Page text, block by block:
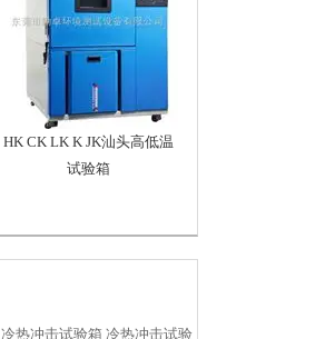
HK CK LK K JK汕头高低温
试验箱